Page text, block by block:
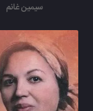
سیمین غانم